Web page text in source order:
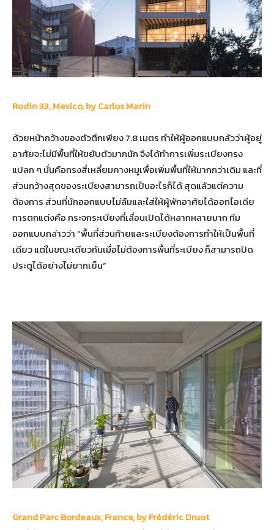
Rodin 33, Mexico, by Carlos Marin
ด้วยหน้ากว้างของตัวตึกเพียง 7.8 เมตร ทำให้ผู้ออกแบบกลัวว่าผู้อยู่
อาศัยจะไม่มีพื้นที่ให้ขยับตัวมากนัก จึงได้ทำการเพิ่มระเบียงทรง
แปลก ๆ นั่นคือทรงสี่เหลี่ยมคางหมูเพื่อเพิ่มพื้นที่ให้มากกว่าเดิม และที่
ส่วนกว้างสุดของระเบียงสามารถเป็นอะไรก็ได้ สุดแล้วแต่ความ
ต้องการ ส่วนที่นักออกแบบไม่ลืมและใส่ให้ผู้พักอาศัยได้ออกไอเดีย
การตกแต่งคือ กระจกระเบียงที่เลื่อนเปิดได้หลากหลายมาก ทีม
ออกแบบกล่าวว่า “พื้นที่ส่วนท้ายและระเบียงต้องการทำให้เป็นพื้นที่
เดียว แต่ในขณะเดียวกันเมื่อไม่ต้องการพื้นที่ระเบียง ก็สามารถปิด
ประตูได้อย่างไม่ยากเย็น”
Grand Parc Bordeaux, France, by Frédéric Druot